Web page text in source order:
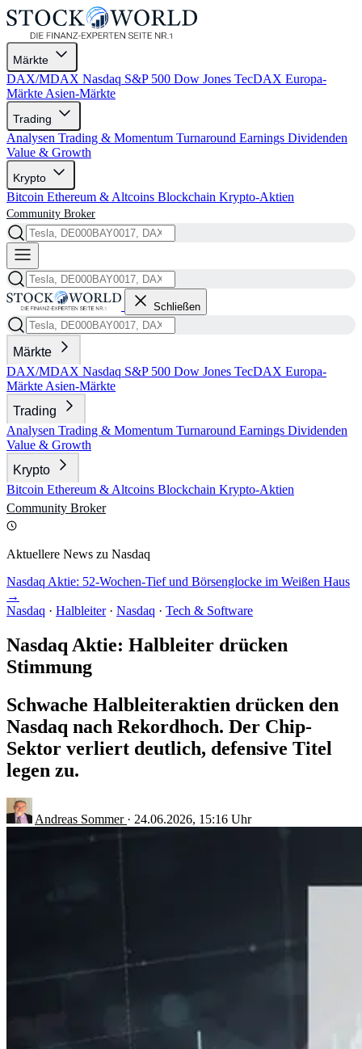
Märkte
DAX/MDAX Nasdaq S&P 500 Dow Jones TecDAX Europa-
Märkte Asien-Märkte
Trading
Analysen Trading & Momentum Turnaround Earnings Dividenden
Value & Growth
Krypto
Bitcoin Ethereum & Altcoins Blockchain Krypto-Aktien
Community Broker
Schließen
Märkte
DAX/MDAX Nasdaq S&P 500 Dow Jones TecDAX Europa-
Märkte Asien-Märkte
Trading
Analysen Trading & Momentum Turnaround Earnings Dividenden
Value & Growth
Krypto
Bitcoin Ethereum & Altcoins Blockchain Krypto-Aktien
Community Broker
Aktuellere News zu Nasdaq
Nasdaq Aktie: 52-Wochen-Tief und Börsenglocke im Weißen Haus
→
Nasdaq · Halbleiter · Nasdaq · Tech & Software
Nasdaq Aktie: Halbleiter drücken
Stimmung
Schwache Halbleiteraktien drücken den
Nasdaq nach Rekordhoch. Der Chip-
Sektor verliert deutlich, defensive Titel
legen zu.
Andreas Sommer · 24.06.2026, 15:16 Uhr